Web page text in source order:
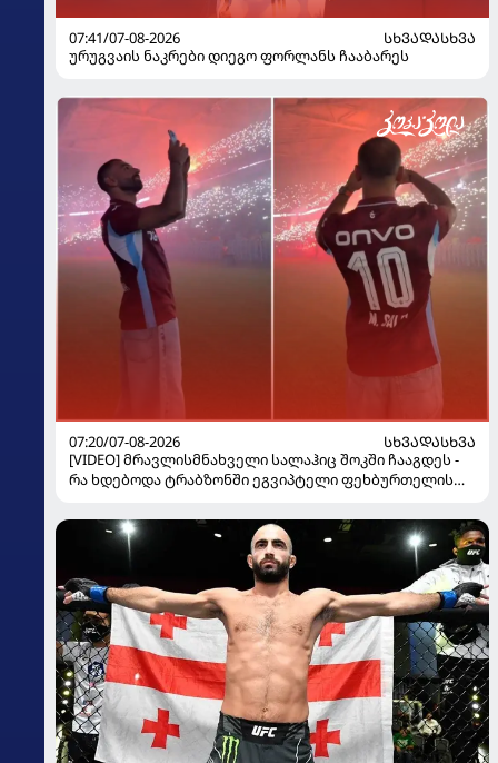
07:41/07-08-2026
ᲡᲮᲕᲐᲓᲐᲡᲮᲕᲐ
ურუგვაის ნაკრები დიეგო ფორლანს ჩააბარეს
07:20/07-08-2026
ᲡᲮᲕᲐᲓᲐᲡᲮᲕᲐ
[VIDEO] მრავლისმნახველი სალაჰიც შოკში ჩააგდეს -
რა ხდებოდა ტრაბზონში ეგვიპტელი ფეხბურთელის